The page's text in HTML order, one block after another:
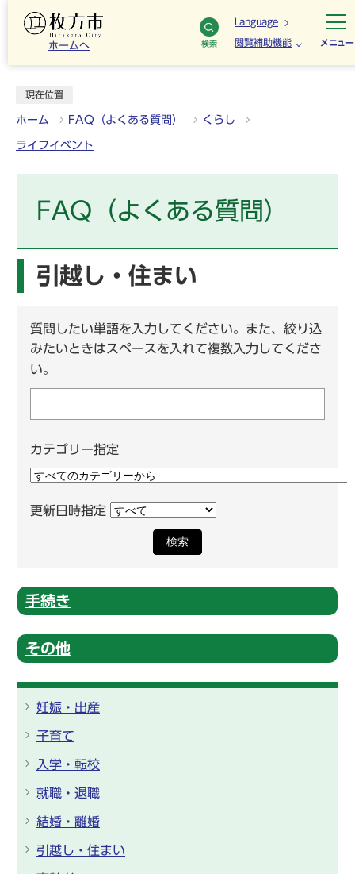
ホームへ 検索
Language
閲覧補助機能 メニュー
現在位置
ホーム FAQ（よくある質問） くらし
ライフイベント
FAQ（よくある質問）
引越し・住まい
質問したい単語を入力してください。また、絞り込
みたいときはスペースを入れて複数入力してくださ
い。
カテゴリー指定
更新日時指定
検索
手続き
その他
妊娠・出産
子育て
入学・転校
就職・退職
結婚・離婚
引越し・住まい